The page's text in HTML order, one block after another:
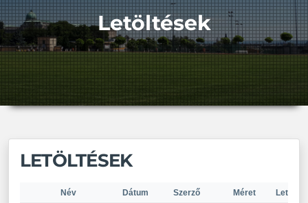
Letöltések
LETÖLTÉSEK
Név Dátum Szerző Méret Letöltve